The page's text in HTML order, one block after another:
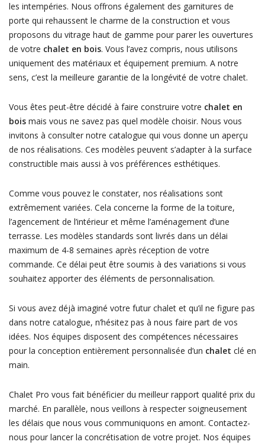
les intempéries. Nous offrons également des garnitures de
porte qui rehaussent le charme de la construction et vous
proposons du vitrage haut de gamme pour parer les ouvertures
de votre chalet en bois. Vous l’avez compris, nous utilisons
uniquement des matériaux et équipement premium. A notre
sens, c’est la meilleure garantie de la longévité de votre chalet.
Vous êtes peut-être décidé à faire construire votre chalet en
boismais vous ne savez pas quel modèle choisir. Nous vous
invitons à consulter notre catalogue qui vous donne un aperçu
de nos réalisations. Ces modèles peuvent s’adapter à la surface
constructible mais aussi à vos préférences esthétiques.
Comme vous pouvez le constater, nos réalisations sont
extrêmement variées. Cela concerne la forme de la toiture,
l’agencement de l’intérieur et même l’aménagement d’une
terrasse. Les modèles standards sont livrés dans un délai
maximum de 4-8 semaines après réception de votre
commande. Ce délai peut être soumis à des variations si vous
souhaitez apporter des éléments de personnalisation.
Si vous avez déjà imaginé votre futur chalet et qu’il ne figure pas
dans notre catalogue, n’hésitez pas à nous faire part de vos
idées. Nos équipes disposent des compétences nécessaires
pour la conception entièrement personnalisée d’un chalet clé en
main.
Chalet Pro vous fait bénéficier du meilleur rapport qualité prix du
marché. En parallèle, nous veillons à respecter soigneusement
les délais que nous vous communiquons en amont. Contactez-
nous pour lancer la concrétisation de votre projet. Nos équipes